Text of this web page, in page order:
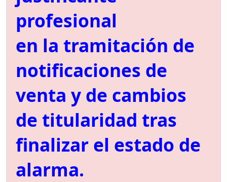
profesional
en la tramitación de
notificaciones de
venta y de cambios
de titularidad tras
finalizar el estado de
alarma.